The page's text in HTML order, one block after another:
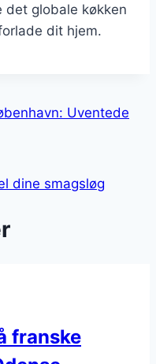
det globale køkken
dit hjem.
Uventede
dine smagsløg
franske